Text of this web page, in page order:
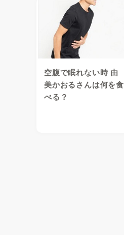
空腹で眠れない時 由
美かおるさんは何を食
べる？